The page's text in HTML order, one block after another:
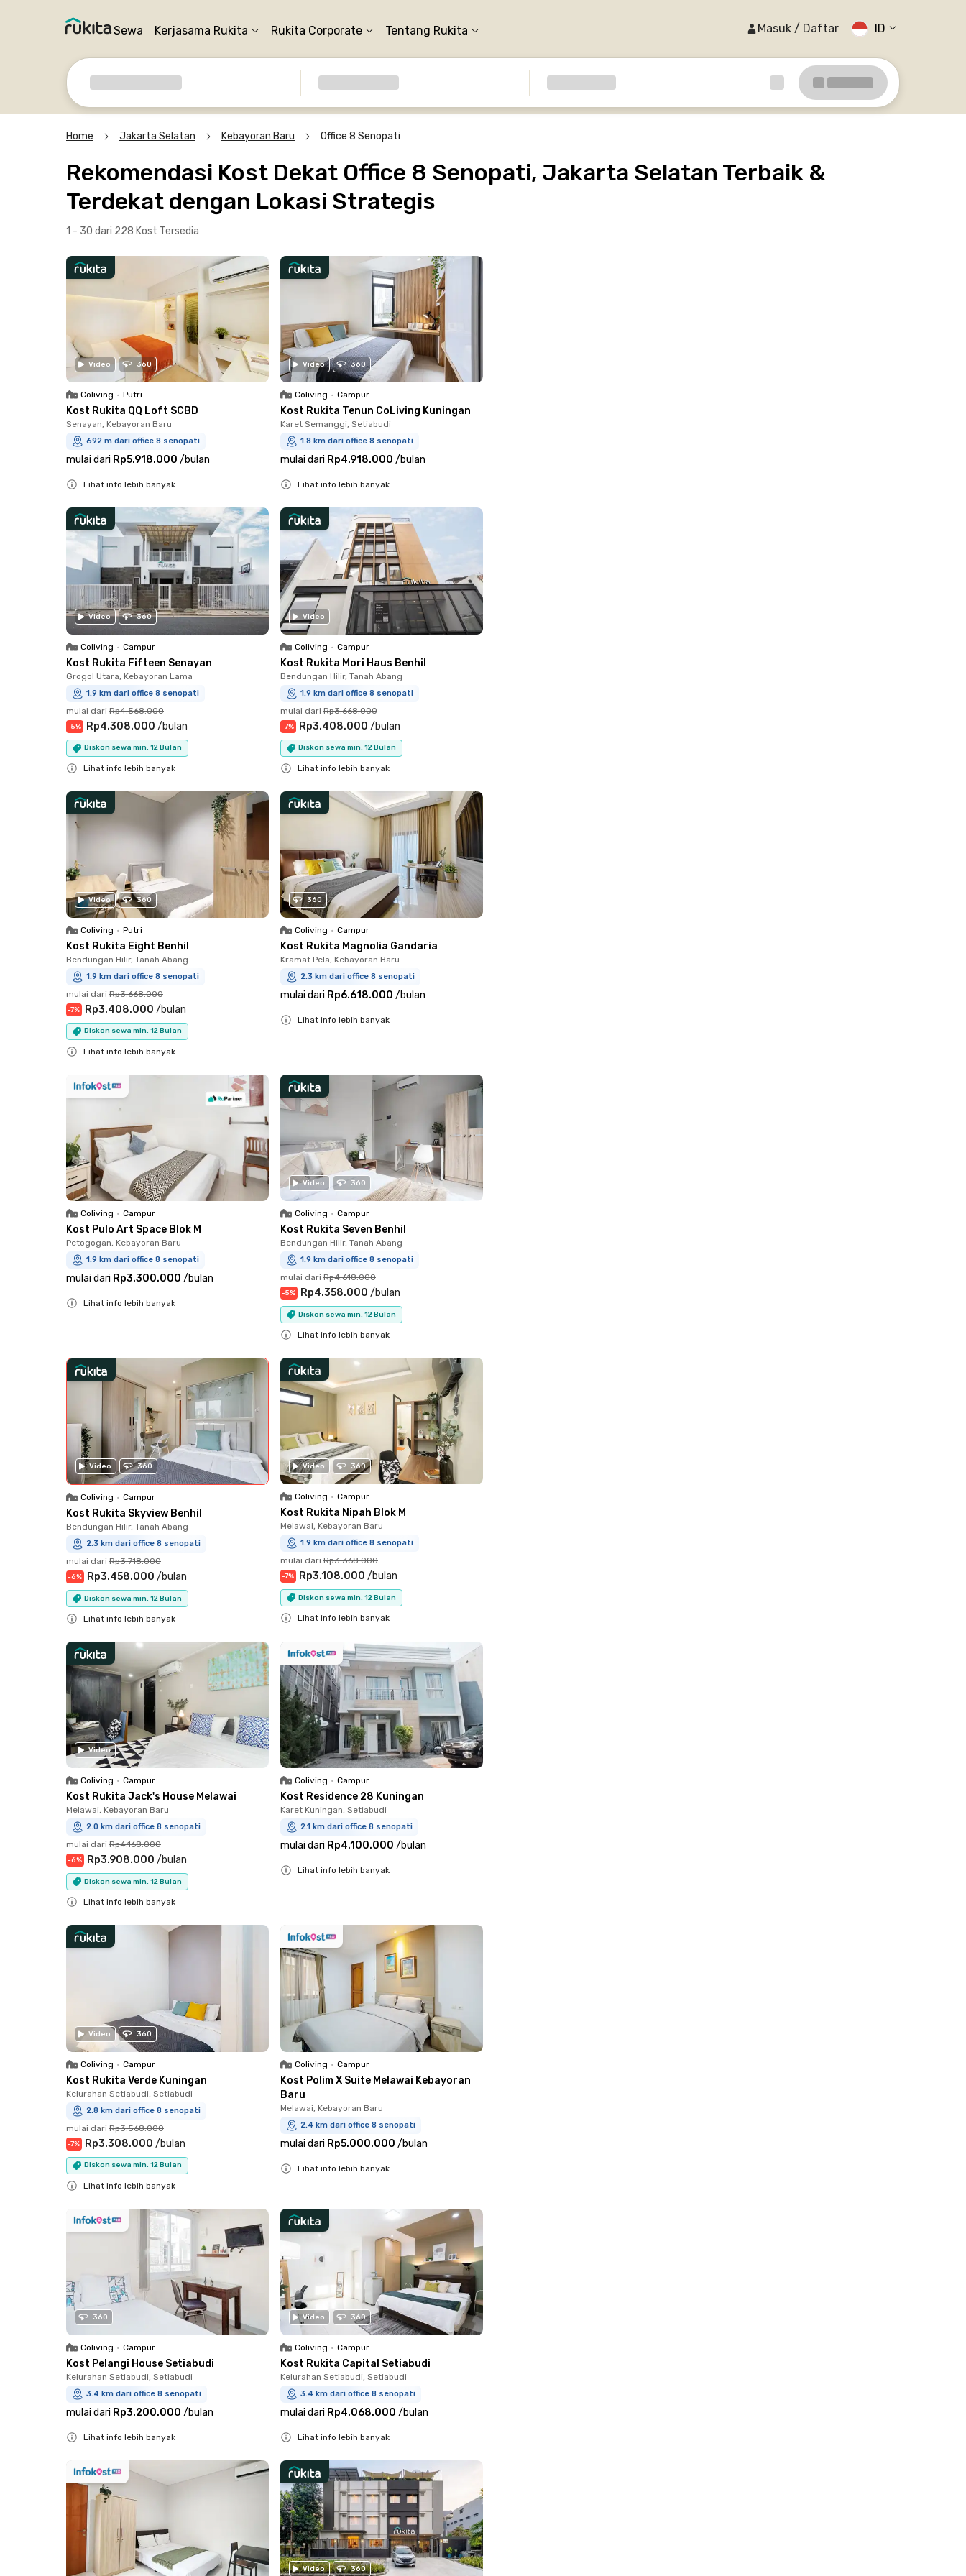
Sewa Kerjasama Rukita Rukita Corporate Tentang Rukita Masuk / Daftar ID
Home Jakarta Selatan Kebayoran Baru Office 8 Senopati
Rekomendasi Kost Dekat Office 8 Senopati, Jakarta Selatan Terbaik &
Terdekat dengan Lokasi Strategis
1 - 30 dari 228 Kost Tersedia
Video 360
Coliving • Putri
Kost Rukita QQ Loft SCBD
Senayan, Kebayoran Baru
692 m dari office 8 senopati
mulai dari Rp5.918.000 /bulan
Lihat info lebih banyak
Video 360
Coliving • Campur
Kost Rukita Tenun CoLiving Kuningan
Karet Semanggi, Setiabudi
1.8 km dari office 8 senopati
mulai dari Rp4.918.000 /bulan
Lihat info lebih banyak
Video 360
Coliving • Campur
Kost Rukita Fifteen Senayan
Grogol Utara, Kebayoran Lama
1.9 km dari office 8 senopati
mulai dari Rp4.568.000
-5% Rp4.308.000 /bulan
Diskon sewa min. 12 Bulan
Lihat info lebih banyak
Video
Coliving • Campur
Kost Rukita Mori Haus Benhil
Bendungan Hilir, Tanah Abang
1.9 km dari office 8 senopati
mulai dari Rp3.668.000
-7% Rp3.408.000 /bulan
Diskon sewa min. 12 Bulan
Lihat info lebih banyak
Video 360
Coliving • Putri
Kost Rukita Eight Benhil
Bendungan Hilir, Tanah Abang
1.9 km dari office 8 senopati
mulai dari Rp3.668.000
-7% Rp3.408.000 /bulan
Diskon sewa min. 12 Bulan
Lihat info lebih banyak
360
Coliving • Campur
Kost Rukita Magnolia Gandaria
Kramat Pela, Kebayoran Baru
2.3 km dari office 8 senopati
mulai dari Rp6.618.000 /bulan
Lihat info lebih banyak
Coliving • Campur
Kost Pulo Art Space Blok M
Petogogan, Kebayoran Baru
1.9 km dari office 8 senopati
mulai dari Rp3.300.000 /bulan
Lihat info lebih banyak
Video 360
Coliving • Campur
Kost Rukita Seven Benhil
Bendungan Hilir, Tanah Abang
1.9 km dari office 8 senopati
mulai dari Rp4.618.000
-5% Rp4.358.000 /bulan
Diskon sewa min. 12 Bulan
Lihat info lebih banyak
Video 360
Coliving • Campur
Kost Rukita Skyview Benhil
Bendungan Hilir, Tanah Abang
2.3 km dari office 8 senopati
mulai dari Rp3.718.000
-6% Rp3.458.000 /bulan
Diskon sewa min. 12 Bulan
Lihat info lebih banyak
Video 360
Coliving • Campur
Kost Rukita Nipah Blok M
Melawai, Kebayoran Baru
1.9 km dari office 8 senopati
mulai dari Rp3.368.000
-7% Rp3.108.000 /bulan
Diskon sewa min. 12 Bulan
Lihat info lebih banyak
Video
Coliving • Campur
Kost Rukita Jack's House Melawai
Melawai, Kebayoran Baru
2.0 km dari office 8 senopati
mulai dari Rp4.168.000
-6% Rp3.908.000 /bulan
Diskon sewa min. 12 Bulan
Lihat info lebih banyak
Coliving • Campur
Kost Residence 28 Kuningan
Karet Kuningan, Setiabudi
2.1 km dari office 8 senopati
mulai dari Rp4.100.000 /bulan
Lihat info lebih banyak
Video 360
Coliving • Campur
Kost Rukita Verde Kuningan
Kelurahan Setiabudi, Setiabudi
2.8 km dari office 8 senopati
mulai dari Rp3.568.000
-7% Rp3.308.000 /bulan
Diskon sewa min. 12 Bulan
Lihat info lebih banyak
Coliving • Campur
Kost Polim X Suite Melawai Kebayoran
Baru
Melawai, Kebayoran Baru
2.4 km dari office 8 senopati
mulai dari Rp5.000.000 /bulan
Lihat info lebih banyak
360
Coliving • Campur
Kost Pelangi House Setiabudi
Kelurahan Setiabudi, Setiabudi
3.4 km dari office 8 senopati
mulai dari Rp3.200.000 /bulan
Lihat info lebih banyak
Video 360
Coliving • Campur
Kost Rukita Capital Setiabudi
Kelurahan Setiabudi, Setiabudi
3.4 km dari office 8 senopati
mulai dari Rp4.068.000 /bulan
Lihat info lebih banyak
Video 360